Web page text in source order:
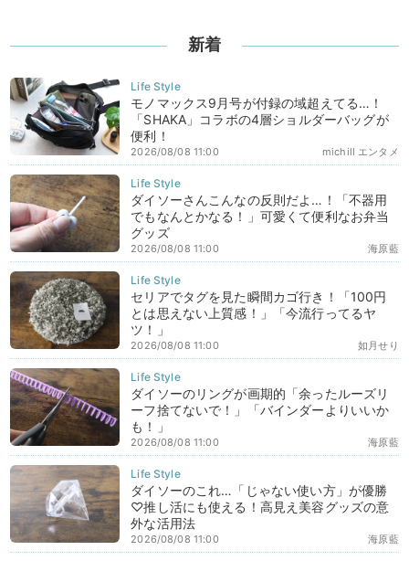
新着
モノマックス9月号が付録の域超えてる…！
「SHAKA」コラボの4層ショルダーバッグが
便利！
michill エンタメ
2026/08/08 11:00
ダイソーさんこんなの反則だよ…！「不器用
でもなんとかなる！」可愛くて便利なお弁当
グッズ
海原藍
2026/08/08 11:00
セリアでタグを見た瞬間カゴ行き！「100円
とは思えない上質感！」「今流行ってるヤ
ツ！」
如月せり
2026/08/08 11:00
ダイソーのリングが画期的「余ったルーズリ
ーフ捨てないで！」「バインダーよりいいか
も！」
海原藍
2026/08/08 11:00
ダイソーのこれ…「じゃない使い方」が優勝
♡推し活にも使える！高見え美容グッズの意
外な活用法
海原藍
2026/08/08 11:00